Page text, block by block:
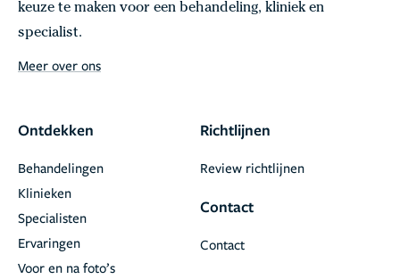
keuze te maken voor een behandeling, kliniek en
specialist.
Meer over ons
Ontdekken
Behandelingen
Klinieken
Specialisten
Ervaringen
Voor en na foto’s
Richtlijnen
Review richtlijnen
Contact
Contact